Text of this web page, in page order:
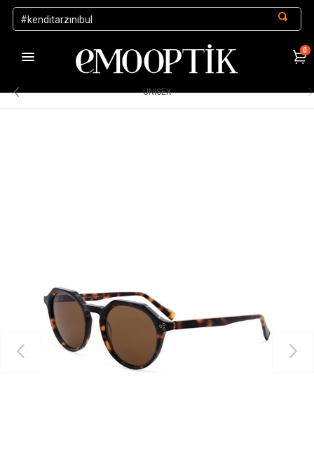
1000 TL ve Üzeri Alışverişlerde Kargo Ücretsiz
0
UNISEX